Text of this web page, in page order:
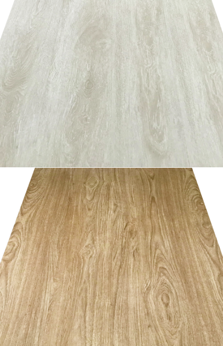
อ่านเพิ่ม